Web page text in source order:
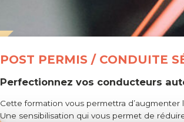
POST PERMIS / CONDUITE
Perfectionnez vos conducteurs
Cette formation vous permettra
Une sensibilisation qui vous permet de